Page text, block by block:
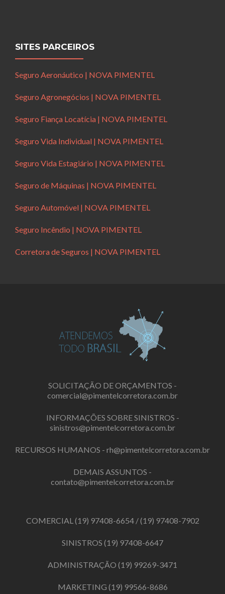
SITES PARCEIROS
Seguro Aeronáutico | NOVA PIMENTEL
Seguro Agronegócios | NOVA PIMENTEL
Seguro Fiança Locatícia | NOVA PIMENTEL
Seguro Vida Individual | NOVA PIMENTEL
Seguro Vida Estagiário | NOVA PIMENTEL
Seguro de Máquinas | NOVA PIMENTEL
Seguro Automóvel | NOVA PIMENTEL
Seguro Incêndio | NOVA PIMENTEL
Corretora de Seguros | NOVA PIMENTEL
SOLICITAÇÃO DE ORÇAMENTOS -
comercial@pimentelcorretora.com.br
INFORMAÇÕES SOBRE SINISTROS -
sinistros@pimentelcorretora.com.br
RECURSOS HUMANOS - rh@pimentelcorretora.com.br
DEMAIS ASSUNTOS -
contato@pimentelcorretora.com.br
COMERCIAL (19) 97408-6654/(19) 97408-7902
SINISTROS (19) 97408-6647
ADMINISTRAÇÃO (19) 99269-3471
MARKETING (19) 99566-8686